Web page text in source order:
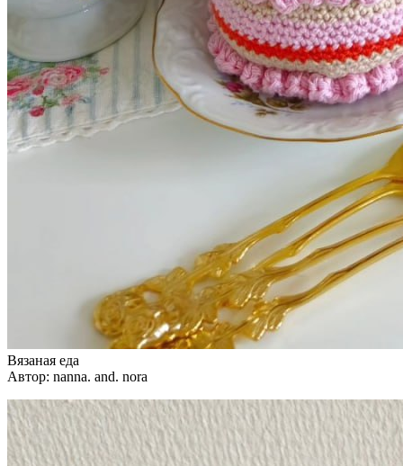
Вязаная еда
Автор: nanna. and. nora